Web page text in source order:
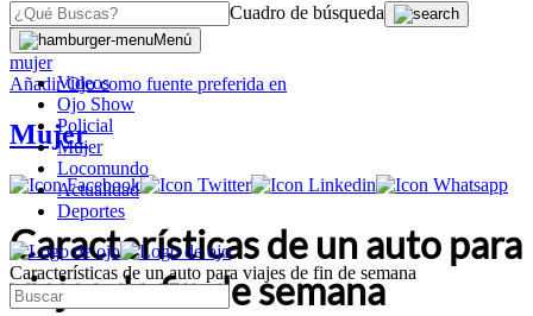
Cuadro de búsqueda
Menú
Videos
Ojo Show
Policial
Mujer
Locomundo
Actualidad
Deportes
Características de un auto para viajes de fin de semana
OJO
mujer
AñadirOjocomo fuente preferida en
Mujer
Características de un auto para
viajes de fin de semana